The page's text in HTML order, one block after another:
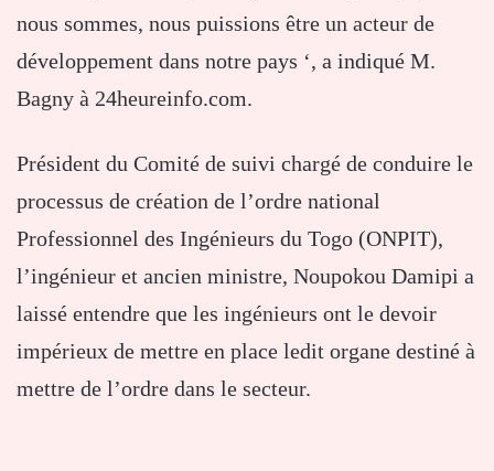
nous sommes, nous puissions être un acteur de
développement dans notre pays ‘, a indiqué M.
Bagny à 24heureinfo.com.
Président du Comité de suivi chargé de conduire le
processus de création de l’ordre national
Professionnel des Ingénieurs du Togo (ONPIT),
l’ingénieur et ancien ministre, Noupokou Damipi a
laissé entendre que les ingénieurs ont le devoir
impérieux de mettre en place ledit organe destiné à
mettre de l’ordre dans le secteur.